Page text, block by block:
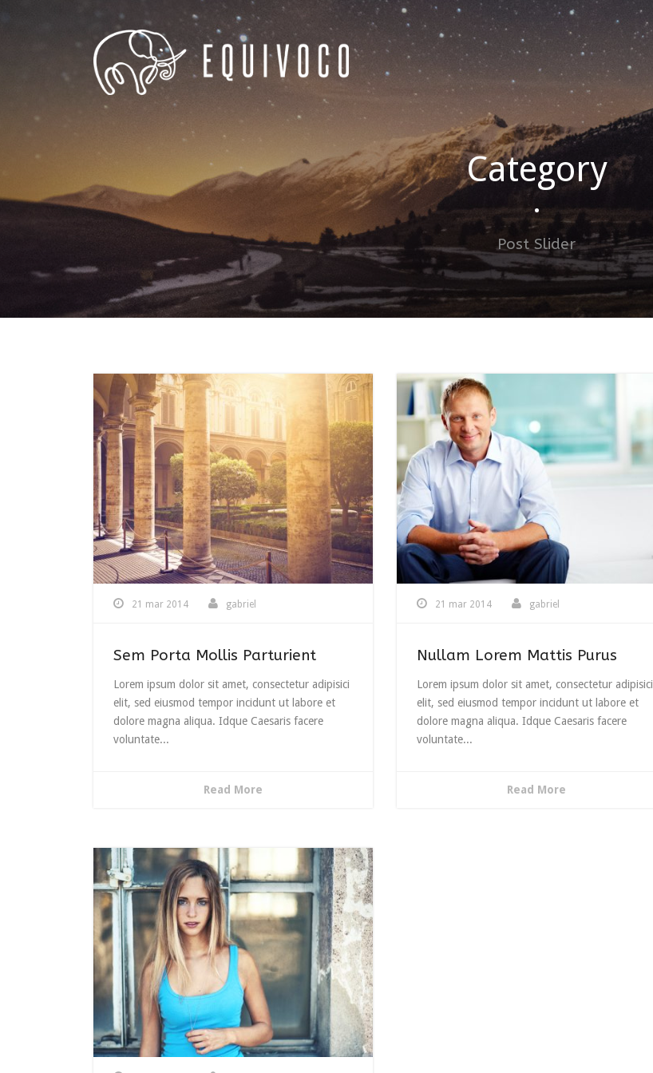
Category
•
Post Slider
21 mar 2014 gabriel
Sem Porta Mollis Parturient
Lorem ipsum dolor sit amet, consectetur adipisici
elit, sed eiusmod tempor incidunt ut labore et
dolore magna aliqua. Idque Caesaris facere
voluntate...
Read More
21 mar 2014 gabriel
Nullam Lorem Mattis Purus
Lorem ipsum dolor sit amet, consectetur adipisici
elit, sed eiusmod tempor incidunt ut labore et
dolore magna aliqua. Idque Caesaris facere
voluntate...
Read More